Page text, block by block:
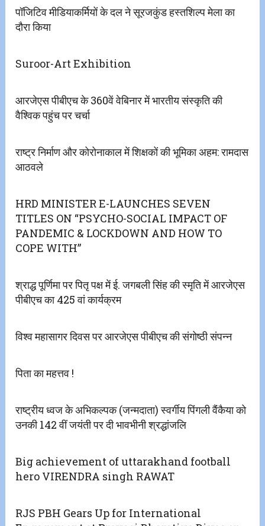
पॉजिटिव मीडियाकर्मियों के दल ने सूरजकुंड हस्तशिल्प मेला का
दौरा किया
Suroor-Art Exhibition
आरजेएस पीबीएच के 360वें वेबिनार में भारतीय संस्कृति की
वैश्विक पहुंच पर चर्चा
राष्ट्र निर्माण और कोरोनाकाल में शिक्षकों की भूमिका अहम: रामदास
आठवले
HRD MINISTER E-LAUNCHES SEVEN
TITLES ON “PSYCHO-SOCIAL IMPACT OF
PANDEMIC & LOCKDOWN AND HOW TO
COPE WITH”
श्राद्ध पूर्णिमा पर पितृ पक्ष में ई. जगबली सिंह की स्मृति में आरजेएस
पीबीएच का 425 वां कार्यक्रम
विश्व महासागर दिवस पर आरजेएस पीबीएच की संगोष्ठी संपन्न
पिता का महत्तव !
राष्ट्रीय ध्वज के अभिकल्पक (जन्मदाता) स्वर्गीय पिंगली वैंंकैया को
उनकी 142 वीं जयंती पर दी भावभीनी श्रद्धांजलि
Big achievement of uttarakhand football
hero VIRENDRA singh RAWAT
RJS PBH Gears Up for International